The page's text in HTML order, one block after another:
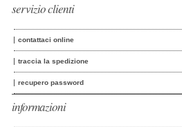
servizio clienti
contattaci online
traccia la spedizione
recupero password
informazioni